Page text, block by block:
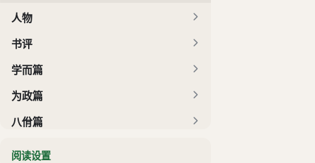
人物
书评
学而篇
为政篇
八佾篇
里仁篇
阅读设置